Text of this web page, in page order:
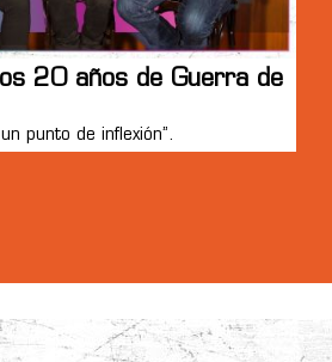
20 años de Guerra de
punto de inflexión”.